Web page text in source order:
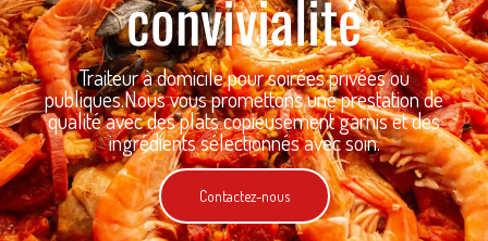
convivialité
Traiteur à domicile pour soirées privées ou
publiques.Nous vous promettons une prestation de
qualité avec des plats copieusement garnis et des
ingrédients sélectionnés avec soin.
Contactez-nous